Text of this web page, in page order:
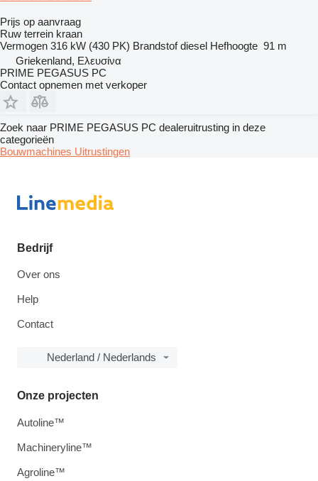
Prijs op aanvraag
Ruw terrein kraan
Vermogen 316 kW (430 PK) Brandstof diesel Hefhoogte 91 m
Griekenland, Ελευσίνα
PRIME PEGASUS PC
Contact opnemen met verkoper
Zoek naar PRIME PEGASUS PC dealeruitrusting in deze
categorieën
Bouwmachines Uitrustingen
Bedrijf
Over ons
Help
Contact
Nederland / Nederlands
Onze projecten
Autoline™
Machineryline™
Agroline™